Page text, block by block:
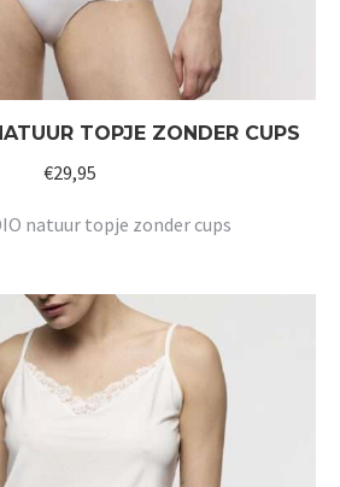
TOPJE ZONDER CUPS
€29,95
natuur topje zonder cups